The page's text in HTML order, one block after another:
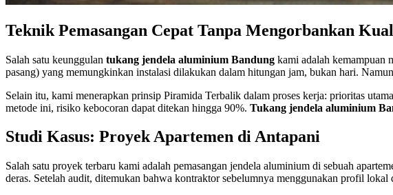
Teknik Pemasangan Cepat Tanpa Mengorbankan
Salah satu keunggulan tukang jendela aluminium Bandung kami adalah kemampuan
pasang) yang memungkinkan instalasi dilakukan dalam hitungan jam, bukan hari.
Selain itu, kami menerapkan prinsip Piramida Terbalik dalam proses kerja: prioritas
metode ini, risiko kebocoran dapat ditekan hingga 90%. Tukang jendela aluminium
Studi Kasus: Proyek Apartemen di Antapani
Salah satu proyek terbaru kami adalah pemasangan jendela aluminium di sebuah
deras. Setelah audit, ditemukan bahwa kontraktor sebelumnya menggunakan profil